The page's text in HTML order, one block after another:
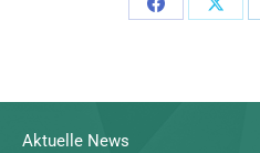
Auf
Auf
Aktuelle News